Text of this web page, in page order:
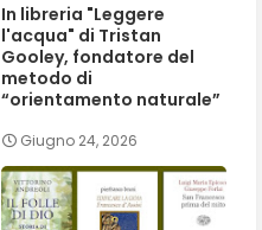
In libreria "Leggere
l'acqua" di Tristan
Gooley, fondatore del
metodo di
“orientamento naturale”
Giugno 24, 2026